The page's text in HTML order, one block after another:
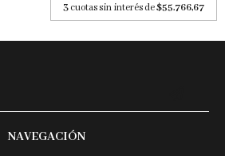
3 cuotas sin interés de$55.766,67
NAVEGACIÓN